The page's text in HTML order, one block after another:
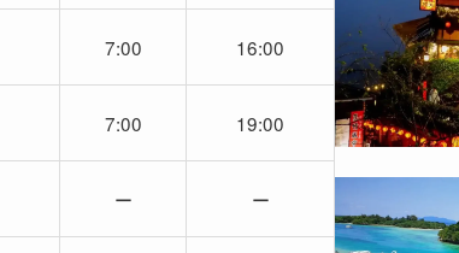
7:00 16:00
7:00 19:00
ー ー